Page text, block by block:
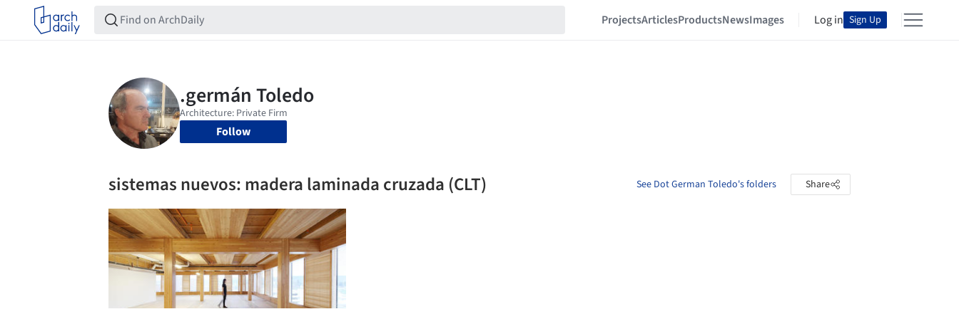
ProjectsArticlesProductsNewsImages Log in Sign Up
Follow
sistemas nuevos: madera laminada cruzada (CLT) See Dot German Toledo's folders Share